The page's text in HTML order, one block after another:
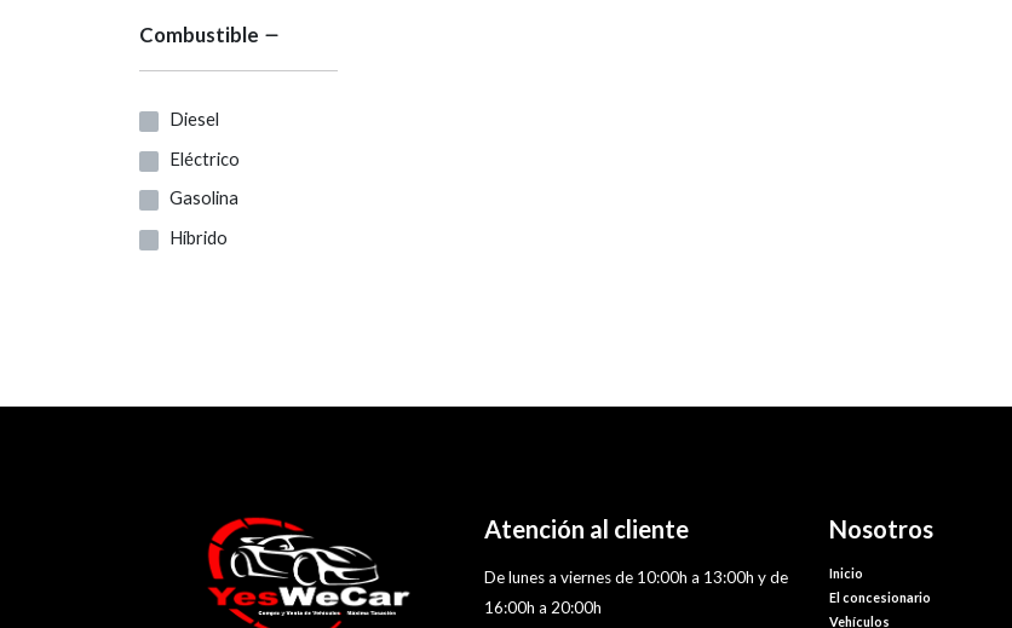
Combustible
Diesel
Eléctrico
Gasolina
Híbrido
Atención al cliente
De lunes a viernes de 10:00h a 13:00h y de
16:00h a 20:00h
Nosotros
Inicio
El concesionario
Vehículos